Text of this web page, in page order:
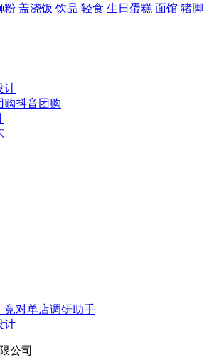
粉 盖浇饭 饮品 轻食 生日蛋糕 面馆 猪脚
计
购抖音团购
竞对单店调研助手
计
公司